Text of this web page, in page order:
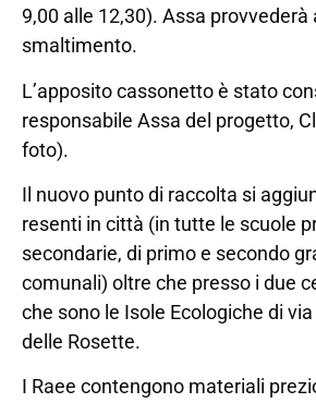
9,00 alle 12,30). Assa provvederà
smaltimento.
L’apposito cassonetto è stato
responsabile Assa del progetto,
foto).
Il nuovo punto di raccolta si
resenti in città (in tutte le scuole
secondarie, di primo e secondo
comunali) oltre che presso i due
che sono le Isole Ecologiche di
delle Rosette.
I Raee contengono materiali